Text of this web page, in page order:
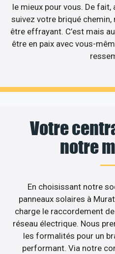
le mieux pour vous. De
suivez votre briqué
être effrayant. C’est mais
être en paix avec vous-
Votre
notre
En choisissant notre
panneaux solaires à
charge le raccordement
réseau électrique. Nous
les formalités pour un
performant. Via notre